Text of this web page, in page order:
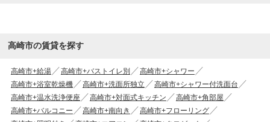
高崎市の賃貸を探す
高崎市+給湯 高崎市+バストイレ別
高崎市+シャワー
高崎市+浴室乾燥機
高崎市+洗面所独立
高崎市+シャワー付洗面台
高崎市+温水洗浄便座
高崎市+対面式キッチン
高崎市+角部屋
高崎市+バルコニー
高崎市+南向き
高崎市+フローリング